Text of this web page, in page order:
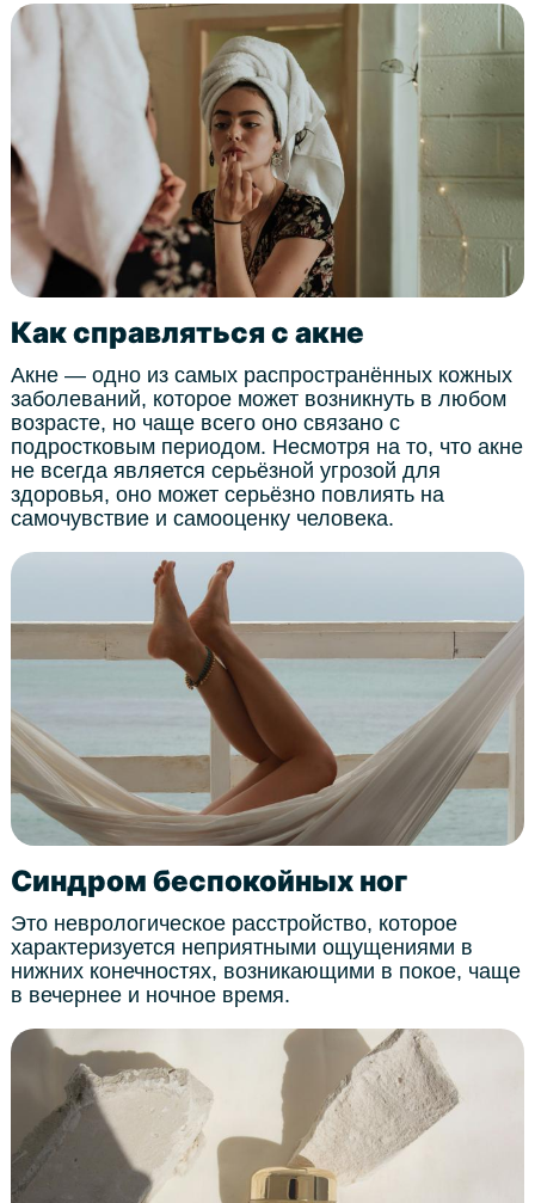
Как справляться с акне
Акне — одно из самых распространённых кожных
заболеваний, которое может возникнуть в любом
возрасте, но чаще всего оно связано с
подростковым периодом. Несмотря на то, что акне
не всегда является серьёзной угрозой для
здоровья, оно может серьёзно повлиять на
самочувствие и самооценку человека.
Синдром беспокойных ног
Это неврологическое расстройство, которое
характеризуется неприятными ощущениями в
нижних конечностях, возникающими в покое, чаще
в вечернее и ночное время.